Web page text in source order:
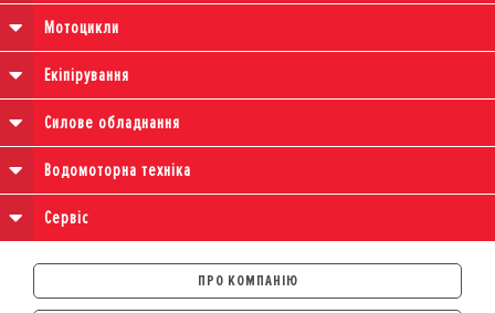
Мотоцикли
Екіпірування
Силове обладнання
Водомоторна техніка
Сервіс
ПРО КОМПАНІЮ